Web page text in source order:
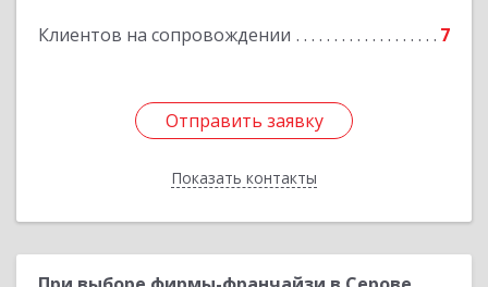
Клиентов на сопровождении 7
Отправить заявку
Показать контакты
Подробнее
Отправить заявку
Назад